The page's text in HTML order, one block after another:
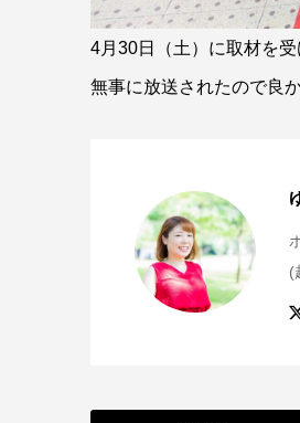
4月30日（土）に取材を受
無事に放送されたので良
(